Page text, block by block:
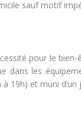
sauf motif
pour le
dans les
19h) et muni